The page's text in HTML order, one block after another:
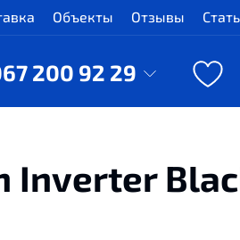
Объекты Отзывы
200 92 29
Inverter